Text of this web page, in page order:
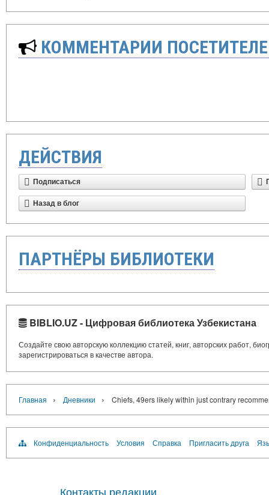
КОММЕНТАРИИ
ДЕЙСТВИЯ
Подписаться
Назад в блог
ПАРТНЁРЫ БИБЛИОТЕКИ
BIBLIO.UZ - Цифровая библиотека Узбекистана
Создайте свою авторскую коллекцию статей, книг, авторских работ,
зарегистрироваться в качестве автора.
Главная › Дневники › Chiefs, 49ers likely within just contrary
Конфиденциальность Условия Справка Пригласить друга
Контакты редакции